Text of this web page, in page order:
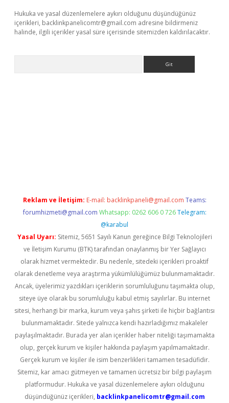
Hukuka ve yasal düzenlemelere aykırı olduğunu düşündüğünüz
içerikleri, backlinkpanelicomtr@gmail.com adresine bildirmeniz
halinde, ilgili içerikler yasal süre içerisinde sitemizden kaldırılacaktır.
Reklam ve İletişim: E-mail: backlinkpaneli@gmail.com Teams:
forumhizmeti@gmail.com Whatsapp: 0262 606 0 726 Telegram:
@karabul
Yasal Uyarı: Sitemiz, 5651 Sayılı Kanun gereğince Bilgi Teknolojileri
ve İletişim Kurumu (BTK) tarafından onaylanmış bir Yer Sağlayıcı
olarak hizmet vermektedir. Bu nedenle, sitedeki içerikleri proaktif
olarak denetleme veya araştırma yükümlülüğümüz bulunmamaktadır.
Ancak, üyelerimiz yazdıkları içeriklerin sorumluluğunu taşımakta olup,
siteye üye olarak bu sorumluluğu kabul etmiş sayılırlar. Bu internet
sitesi, herhangi bir marka, kurum veya şahıs şirketi ile hiçbir bağlantısı
bulunmamaktadır. Sitede yalnızca kendi hazırladığımız makaleler
paylaşılmaktadır. Burada yer alan içerikler haber niteliği taşımamakta
olup, gerçek kurum ve kişiler hakkında paylaşım yapılmamaktadır.
Gerçek kurum ve kişiler ile isim benzerlikleri tamamen tesadüfidir.
Sitemiz, kar amacı gütmeyen ve tamamen ücretsiz bir bilgi paylaşım
platformudur. Hukuka ve yasal düzenlemelere aykırı olduğunu
düşündüğünüz içerikleri, backlinkpanelicomtr@gmail.com